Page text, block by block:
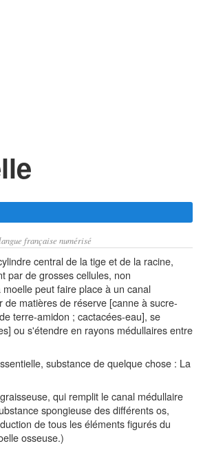
française numérisé
central de la tige et de la racine,
par de grosses cellules, non
peut faire place à un canal
de matières de réserve [canne à sucre-
terre-amidon ; cactacées-eau], se
ou s'étendre en rayons médullaires entre
substance de quelque chose : La
qui remplit le canal médullaire
spongieuse des différents os,
de tous les éléments figurés du
osseuse.)